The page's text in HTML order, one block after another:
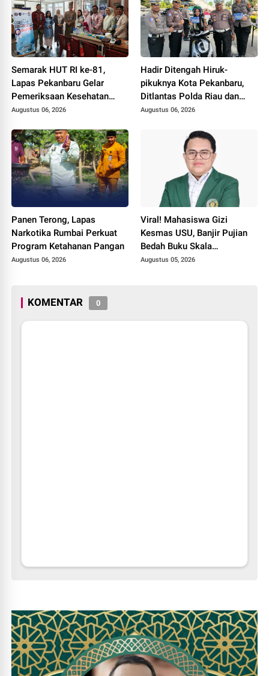
Semarak HUT RI ke-81,
Lapas Pekanbaru Gelar
Pemeriksaan Kesehatan
Gratis untuk Warga Binaan
Augustus 06, 2026
Hadir Ditengah Hiruk-
pikuknya Kota Pekanbaru,
Ditlantas Polda Riau dan
Polantas KARIB Kobarkan
Nasionalisme dan Green
Policing Jelang HUT RI Ke-
Augustus 06, 2026
Panen Terong, Lapas
Narkotika Rumbai Perkuat
Program Ketahanan Pangan
Augustus 06, 2026
Viral! Mahasiswa Gizi
Kesmas USU, Banjir Pujian
Bedah Buku Skala
International dari 70 Ribu
Augustus 05, 2026
KOMENTAR 0